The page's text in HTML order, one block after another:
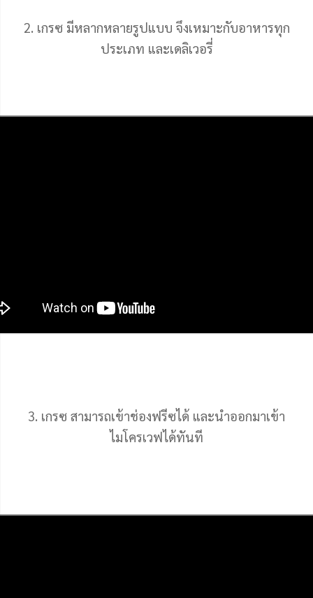
2. เกรซ มีหลากหลายรูปแบบ จึงเหมาะกับอาหารทุก
ประเภท และเดลิเวอรี่
3. เกรซ สามารถเข้าช่องฟรีซได้ และนำออกมาเข้า
ไมโครเวฟได้ทันที